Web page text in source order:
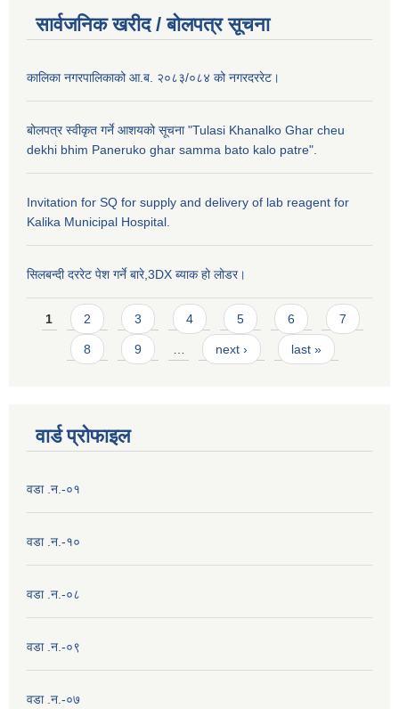
सार्वजनिक खरीद / बाेलपत्र सूचना
कालिका नगरपालिकाको आ.ब. २०८३/०८४ को नगरदररेट।
बोलपत्र स्वीकृत गर्ने आशयको सूचना "Tulasi Khanalko Ghar cheu
dekhi bhim Paneruko ghar samma bato kalo patre".
Invitation for SQ for supply and delivery of lab reagent for
Kalika Municipal Hospital.
सिलबन्दी दररेट पेश गर्ने बारे,3DX ब्याक हो लोडर।
Pages
1 2 3 4 5 6 7
8 9 next › last »
वार्ड प्राेफाइल
वडा .न.-०१
वडा .न.-१०
वडा .न.-०८
वडा .न.-०९
वडा .न.-०७